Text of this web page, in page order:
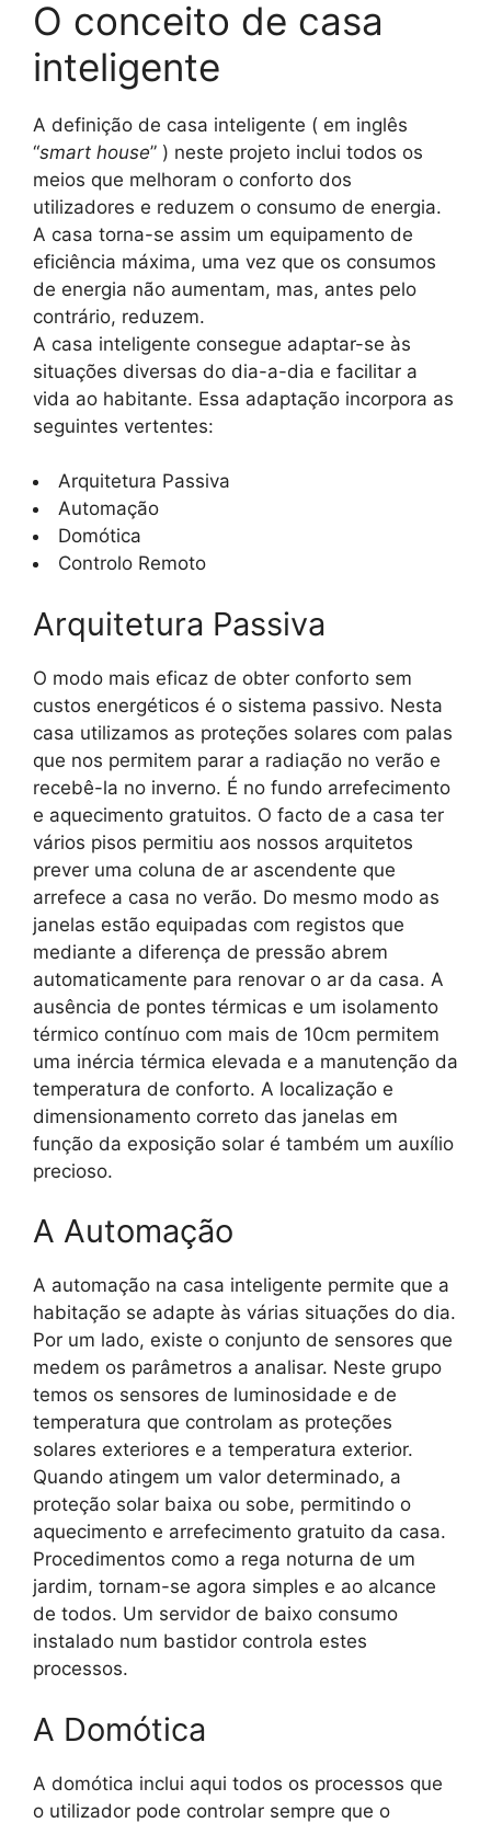
O conceito de casa
inteligente
A definição de casa inteligente ( em inglês
“smart house” ) neste projeto inclui todos os
meios que melhoram o conforto dos
utilizadores e reduzem o consumo de energia.
A casa torna-se assim um equipamento de
eficiência máxima, uma vez que os consumos
de energia não aumentam, mas, antes pelo
contrário, reduzem.
A casa inteligente consegue adaptar-se às
situações diversas do dia-a-dia e facilitar a
vida ao habitante. Essa adaptação incorpora as
seguintes vertentes:
Arquitetura Passiva
Automação
Domótica
Controlo Remoto
Arquitetura Passiva
O modo mais eficaz de obter conforto sem
custos energéticos é o sistema passivo. Nesta
casa utilizamos as proteções solares com palas
que nos permitem parar a radiação no verão e
recebê-la no inverno. É no fundo arrefecimento
e aquecimento gratuitos. O facto de a casa ter
vários pisos permitiu aos nossos arquitetos
prever uma coluna de ar ascendente que
arrefece a casa no verão. Do mesmo modo as
janelas estão equipadas com registos que
mediante a diferença de pressão abrem
automaticamente para renovar o ar da casa. A
ausência de pontes térmicas e um isolamento
térmico contínuo com mais de 10cm permitem
uma inércia térmica elevada e a manutenção da
temperatura de conforto. A localização e
dimensionamento correto das janelas em
função da exposição solar é também um auxílio
precioso.
A Automação
A automação na casa inteligente permite que a
habitação se adapte às várias situações do dia.
Por um lado, existe o conjunto de sensores que
medem os parâmetros a analisar. Neste grupo
temos os sensores de luminosidade e de
temperatura que controlam as proteções
solares exteriores e a temperatura exterior.
Quando atingem um valor determinado, a
proteção solar baixa ou sobe, permitindo o
aquecimento e arrefecimento gratuito da casa.
Procedimentos como a rega noturna de um
jardim, tornam-se agora simples e ao alcance
de todos. Um servidor de baixo consumo
instalado num bastidor controla estes
processos.
A Domótica
A domótica inclui aqui todos os processos que
o utilizador pode controlar sempre que o